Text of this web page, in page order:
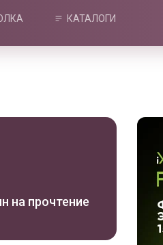
КАТАЛОГИ
на прочтение